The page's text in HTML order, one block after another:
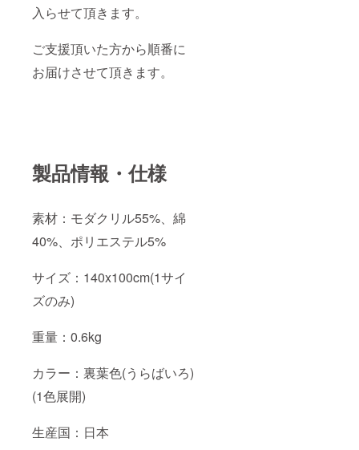
入らせて頂きます。
ご支援頂いた方から順番に
お届けさせて頂きます。
製品情報・仕様
素材：モダクリル55%、綿
40%、ポリエステル5%
サイズ：140x100cm(1サイ
ズのみ)
重量：0.6kg
カラー：裏葉色(うらばいろ)
(1色展開)
生産国：日本